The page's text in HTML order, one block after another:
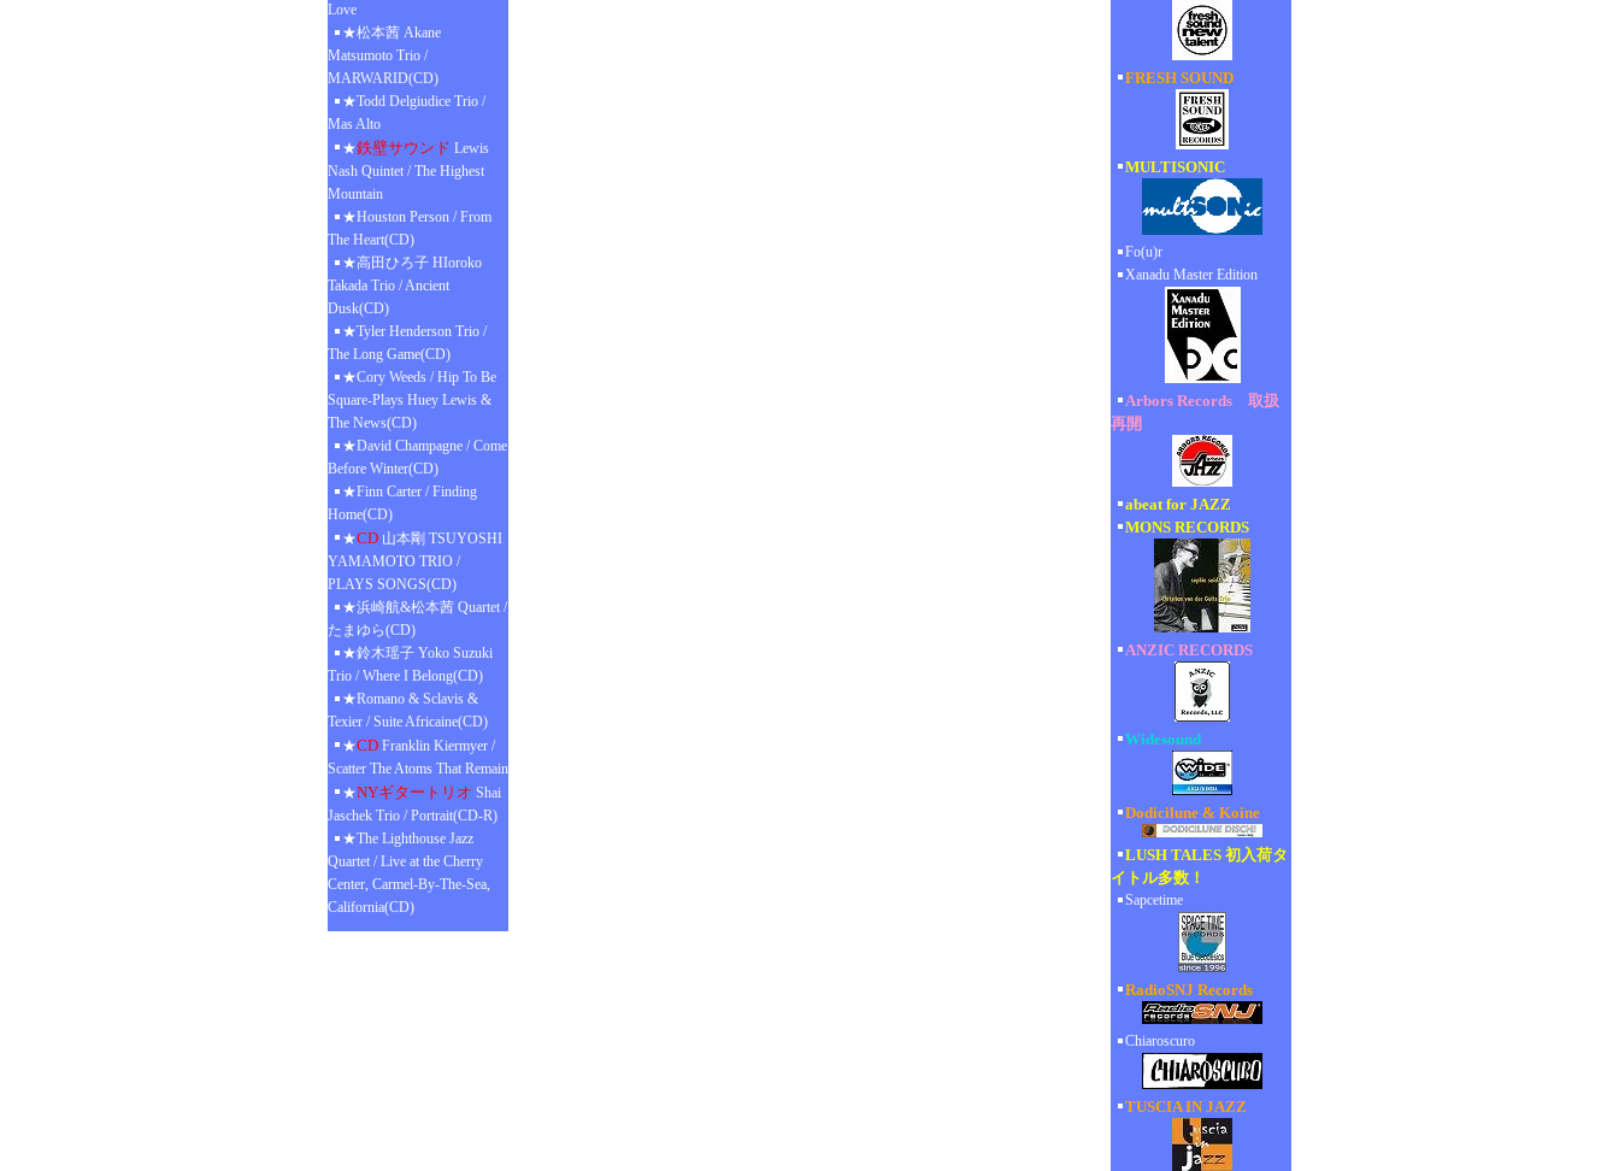
Love
★松本茜 Akane
Matsumoto Trio /
MARWARID(CD)
★Todd Delgiudice Trio /
Mas Alto
★鉄壁サウンド Lewis
Nash Quintet / The Highest
Mountain
★Houston Person / From
The Heart(CD)
★高田ひろ子 HIoroko
Takada Trio / Ancient
Dusk(CD)
★Tyler Henderson Trio /
The Long Game(CD)
★Cory Weeds / Hip To Be
Square-Plays Huey Lewis &
The News(CD)
★David Champagne / Come
Before Winter(CD)
★Finn Carter / Finding
Home(CD)
★CD 山本剛 TSUYOSHI
YAMAMOTO TRIO /
PLAYS SONGS(CD)
★浜崎航&松本茜 Quartet /
たまゆら(CD)
★鈴木瑶子 Yoko Suzuki
Trio / Where I Belong(CD)
★Romano & Sclavis &
Texier / Suite Africaine(CD)
★CD Franklin Kiermyer /
Scatter The Atoms That Remain
★NYギタートリオ Shai
Jaschek Trio / Portrait(CD-R)
★The Lighthouse Jazz
Quartet / Live at the Cherry
Center, Carmel-By-The-Sea,
California(CD)
FRESH SOUND
MULTISONIC
Fo(u)r
Xanadu Master Edition
Arbors Records 取扱
再開
abeat for JAZZ
MONS RECORDS
ANZIC RECORDS
Widesound
Dodicilune & Koine
LUSH TALES 初入荷タ
イトル多数！
Sapcetime
RadioSNJ Records
Chiaroscuro
TUSCIA IN JAZZ